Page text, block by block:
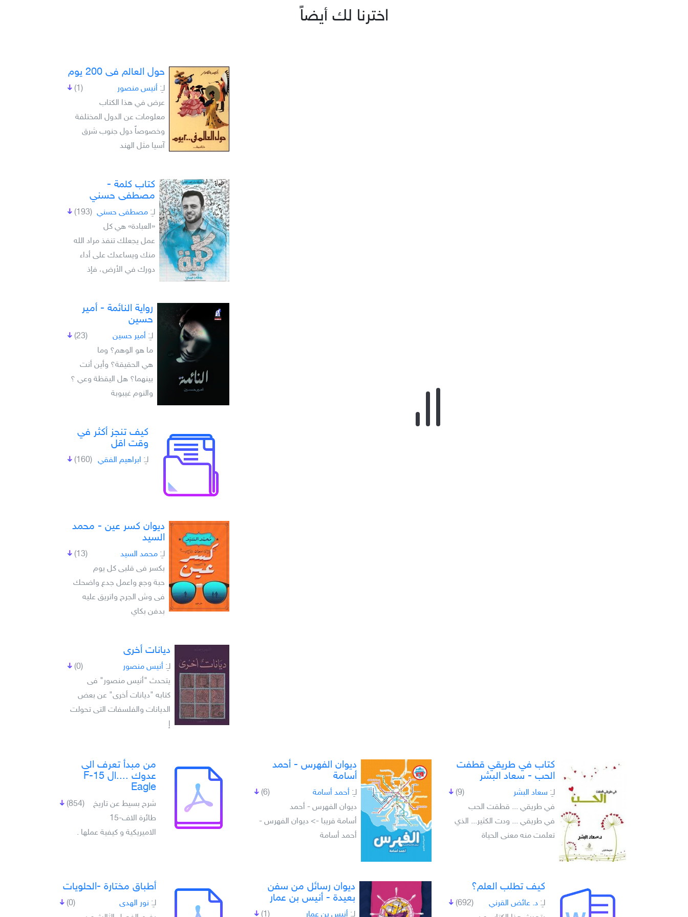
اخترنا لك أيضاً
حول العالم فى 200 يوم
(1) لـِ: أنيس منصور
عرض في هذا الكتاب
معلومات عن الدول المختلفة
وخصوصاً دول جنوب شرق
آسيا مثل الهند
كتاب كلمة -
مصطفى حسني
(193) لـِ:مصطفى حسني
«العبادة» هي كل
عمل يجعلك تنفذ مراد الله
منك ويساعدك على أداء
دورك في الأرض، فإذ
رواية النائمة - أمير
حسين
(23) لـِ:أمير حسين
ما هو الوهم؟ وما
هي الحقيقة؟ وأين أنت
بينهما؟ هل اليقظة وعي ؟
والنوم غيبوبة
كيف تنجز أكثر في
وقت اقل
(160) لـِ: ابراهيم الفقي
ديوان كسر عين - محمد
السيد
(13) لـِ: محمد السيد
بكسر فى قلبى كل يوم
حبة وجع واعمل جدع واضحك
فى وش الجرح واتريق عليه
بدفن بكاي
ديانات أخرى
(0) لـِ: أنيس منصور
يتحدث "أنيس منصور" فى
كتابه "ديانات أخرى" عن بعض
الديانات والفلسفات التى تحولت
إ
كتاب في طريقي قطفت
الحب - سعاد البشر
(9) لـِ: سعاد البشر
في طريقي ... قطقت الحب
في طريقي ... ودت الكثير... الذي
تعلمت منه معنى الحياة
ديوان الفهرس - أحمد
أسامة
(6) لـِ: أحمد أسامة
ديوان الفهرس - أحمد
أسامة قريبا -> ديوان الفهرس -
أحمد أسامة
من مبدأ تعرف الى
عدوك ....ال F-15
Eagle
(854)
شرح بسيط عن تاريخ
طائرة الاف-15
الاميريكية و كيفية عملها .
كيف تطلب العلم؟
(692) لـِ: د. عائض القرني
ديوان رسائل من سفن
بعيدة - أنيس بن عمار
(1) لـِ:أنيس بن عمار
أطباق مختارة -الحلويات
(0) لـِ: نور الهدى